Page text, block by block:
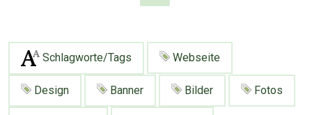
Schlagworte/Tags Webseite
Design Banner Bilder Fotos